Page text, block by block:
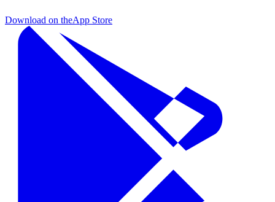
Download on theApp Store